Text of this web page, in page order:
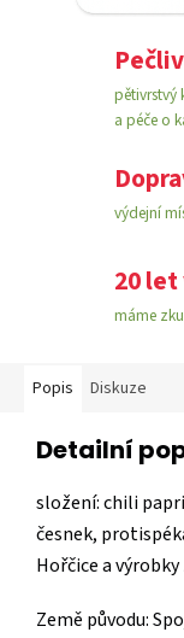
pětivrstvý
a péče o
výdejní
20
máme
Popis Diskuze
Detailní
složení:chili
česnek,
Hořčice a výrobky
Země původu: